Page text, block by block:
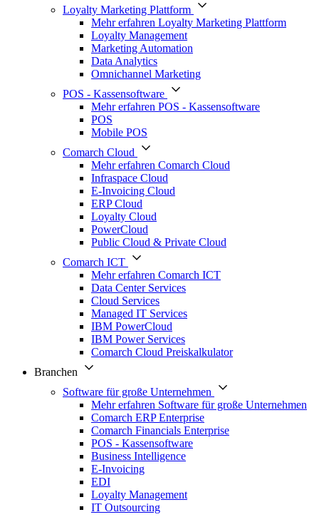
Loyalty Marketing Plattform
Mehr erfahren Loyalty Marketing Plattform
Loyalty Management
Marketing Automation
Data Analytics
Omnichannel Marketing
POS - Kassensoftware
Mehr erfahren POS - Kassensoftware
POS
Mobile POS
Comarch Cloud
Mehr erfahren Comarch Cloud
Infraspace Cloud
E-Invoicing Cloud
ERP Cloud
Loyalty Cloud
PowerCloud
Public Cloud & Private Cloud
Comarch ICT
Mehr erfahren Comarch ICT
Data Center Services
Cloud Services
Managed IT Services
IBM PowerCloud
IBM Power Services
Comarch Cloud Preiskalkulator
Branchen
Software für große Unternehmen
Mehr erfahren Software für große Unternehmen
Comarch ERP Enterprise
Comarch Financials Enterprise
POS - Kassensoftware
Business Intelligence
E-Invoicing
EDI
Loyalty Management
IT Outsourcing